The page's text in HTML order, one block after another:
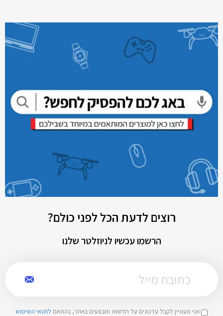
רוצים לדעת הכל לפני כולם?
הרשמו עכשיו לניוזלטר שלנו
אני מעוניין לקבל עדכונים על חדשות ומבצעים באתר, בהתאם לתנאי השימוש